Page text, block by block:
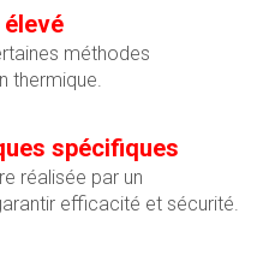
méthodes
thermique.
spécifiques
réalisée par un
efficacité et sécurité.